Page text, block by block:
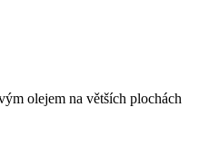
olejem na větších plochách